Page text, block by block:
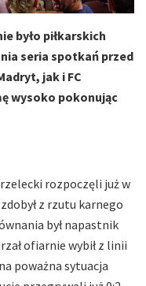
było piłkarskich
seria spotkań przed
jak i FC
wysoko pokonując
rozpoczęli już w
z rzutu karnego
był napastnik
ofiarnie wybił z linii
poważna sytuacja